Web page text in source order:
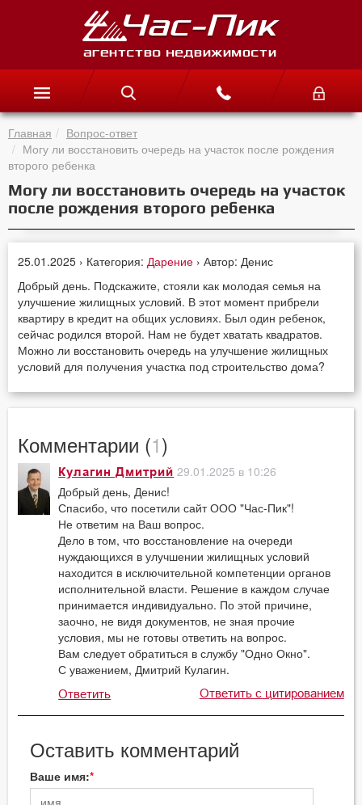
Главная
Вопрос-ответ
Могу ли восстановить очередь на участок после рождения
второго ребенка
Могу ли восстановить очередь на участок
после рождения второго ребенка
25.01.2025 › Категория: Дарение › Автор: Денис
Добрый день. Подскажите, стояли как молодая семья на
улучшение жилищных условий. В этот момент прибрели
квартиру в кредит на общих условиях. Был один ребенок,
сейчас родился второй. Нам не будет хватать квадратов.
Можно ли восстановить очередь на улучшение жилищных
условий для получения участка под строительство дома?
Комментарии (1)
Кулагин Дмитрий 29.01.2025 в 10:26
Добрый день, Денис!
Спасибо, что посетили сайт ООО "Час-Пик"!
Не ответим на Ваш вопрос.
Дело в том, что восстановление на очереди
нуждающихся в улучшении жилищных условий
находится в исключительной компетенции органов
исполнительной власти. Решение в каждом случае
принимается индивидуально. По этой причине,
заочно, не видя документов, не зная прочие
условия, мы не готовы ответить на вопрос.
Вам следует обратиться в службу "Одно Окно".
С уважением, Дмитрий Кулагин.
Ответить Ответить с цитированием
Оставить комментарий
Ваше имя: